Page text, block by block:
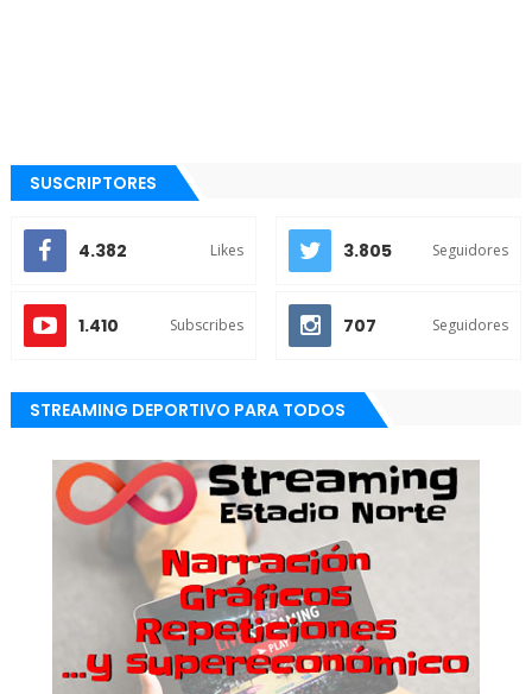
SUSCRIPTORES
4.382 Likes 3.805 Seguidores
1.410 Subscribes 707 Seguidores
STREAMING DEPORTIVO PARA TODOS